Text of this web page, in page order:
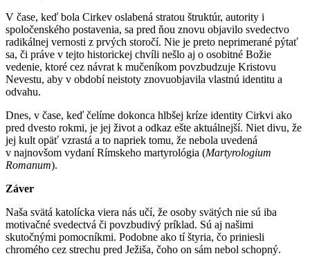
V čase, keď bola Cirkev oslabená stratou štruktúr, autority i
spoločenského postavenia, sa pred ňou znovu objavilo svedectvo
radikálnej vernosti z prvých storočí. Nie je preto neprimerané pýtať
sa, či práve v tejto historickej chvíli nešlo aj o osobitné Božie
vedenie, ktoré cez návrat k mučeníkom povzbudzuje Kristovu
Nevestu, aby v období neistoty znovuobjavila vlastnú identitu a
odvahu.
Dnes, v čase, keď čelíme dokonca hlbšej kríze identity Cirkvi ako
pred dvesto rokmi, je jej život a odkaz ešte aktuálnejší. Niet divu, že
jej kult opäť vzrastá a to napriek tomu, že nebola uvedená
v najnovšom vydaní Rímskeho martyrológia (Martyrologium
Romanum).
Záver
Naša svätá katolícka viera nás učí, že osoby svätých nie sú iba
motivačné svedectvá či povzbudivý príklad. Sú aj našimi
skutočnými pomocníkmi. Podobne ako tí štyria, čo priniesli
chromého cez strechu pred Ježiša, čoho on sám nebol schopný.